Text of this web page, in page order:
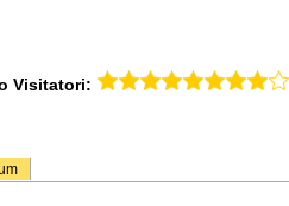
Visitatori: